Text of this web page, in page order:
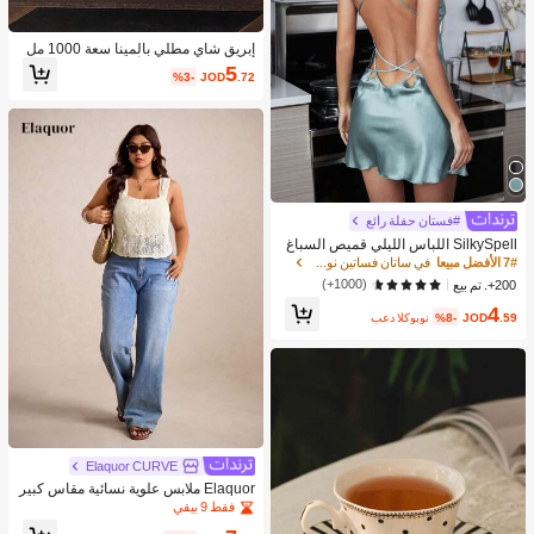
#فستان حفلة رائع
SilkySpell اللباس الليلي قميص السباغ
يتي بزخرفة دانتيل رموش بظهر مفتوح مت
قاطع من الساتان
7# الأفضل مبيعا
في ساتان فساتين نوم نسائية
200+. تم بيع
(1000+)
JOD4.59
%8- بعد الكوبون
إبريق شاي مطلي بالمينا سعة 1000 مل
مع م거름기, متوفر أيضًا: وعاء مطلي بالم
ينا، إبريق مطلي بالمينا بطراز نوردي رجع
ة زيت/خل/ماء غير قابلة للكسر، إكسسوا
رات ديكور منزلي أنيقة. اليوم الوطني ال
JOD5.72
%3-
Elaquor CURVE
Elaquor ملابس علوية نسائية مقاس كبير
للعطلات كاجوال بلون موحد ونسيج بارز
فقط 9 بيقي